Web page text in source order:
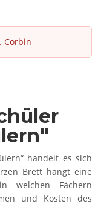
Corbin
handelt es sich
Brett hängt eine
welchen Fächern
und Kosten des